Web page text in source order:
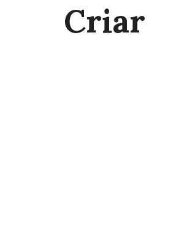
Criar